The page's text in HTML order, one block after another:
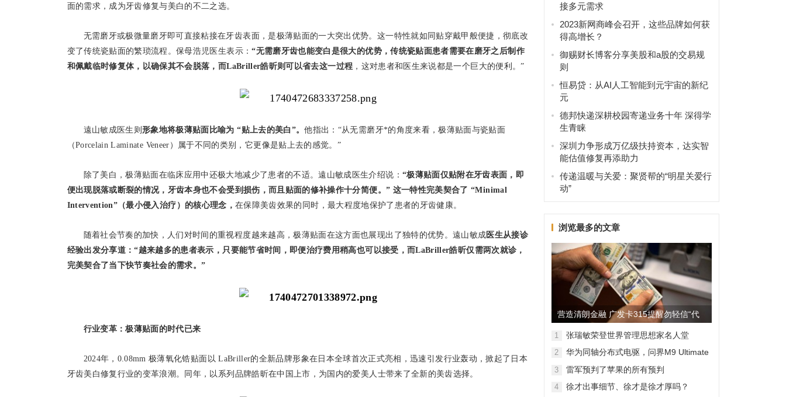
面的需求，成为牙齿修复与美白的不二之选。
无需磨牙或极微量磨牙即可直接粘接在牙齿表面，是极薄贴面的一大突出优势。这一特性就如同贴穿戴甲般便捷，彻底改
变了传统瓷贴面的繁琐流程。保母浩児医生表示：“无需磨牙齿也能变白是很大的优势，传统瓷贴面患者需要在磨牙之后制作
和佩戴临时修复体，以确保其不会脱落，而LaBriller皓昕则可以省去这一过程 ，这对患者和医生来说都是一个巨大的便利。”
遠山敏成医生则 形象地将极薄贴面比喻为 “贴上去的美白”。他指出：“从无需磨牙*的角度来看，极薄贴面与瓷贴面
（Porcelain Laminate Veneer）属于不同的类别，它更像是贴上去的感觉。”
除了美白，极薄贴面在临床应用中还极大地减少了患者的不适。遠山敏成医生介绍说： “极薄贴面仅贴附在牙齿表面，即
便出现脱落或断裂的情况，牙齿本身也不会受到损伤，而且贴面的修补操作十分简便。” 这一特性完美契合了 “Minimal
Intervention”（最小侵入治疗）的核心理念，在保障美齿效果的同时，最大程度地保护了患者的牙齿健康。
随着社会节奏的加快，人们对时间的重视程度越来越高，极薄贴面在这方面也展现出了独特的优势。遠山敏成医生从接诊
经验出发分享道：“越来越多的患者表示，只要能节省时间，即便治疗费用稍高也可以接受，而LaBriller皓昕仅需两次就诊，
完美契合了当下快节奏社会的需求。”
行业变革：极薄贴面的时代已来
2024年，0.08mm 极薄氧化锆贴面以 LaBriller的全新品牌形象在日本全球首次正式亮相，迅速引发行业轰动，掀起了日本
牙齿美白修复行业的变革浪潮。同年，以系列品牌皓昕在中国上市，为国内的爱美人士带来了全新的美齿选择。
接多元需求
2023新网商峰会召开，这些品牌如何获
得高增长？
御赐财长博客分享美股和a股的交易规
则
恒易贷：从AI人工智能到元宇宙的新纪
元
德邦快递深耕校园寄递业务十年 深得学
生青睐
深圳力争形成万亿级扶持资本，达实智
能估值修复再添助力
传递温暖与关爱：聚贤帮的“明星关爱行
动”
浏览最多的文章
营造清朗金融 广发卡315提醒勿轻信“代
理维权”
1 张瑞敏荣登世界管理思想家名人堂
2
华为同轴分布式电驱，问界M9 Ultimate
背后的“车轮思想者”
3 雷军预判了苹果的所有预判
4 徐才出事细节、徐才是徐才厚吗？